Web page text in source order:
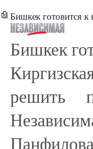
Бишкек готовится к
Бишкек
решить